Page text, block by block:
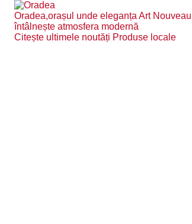
Oradea,orașul unde eleganța Art Nouveau
întâlnește atmosfera modernă
Citește ultimele noutăți Produse locale